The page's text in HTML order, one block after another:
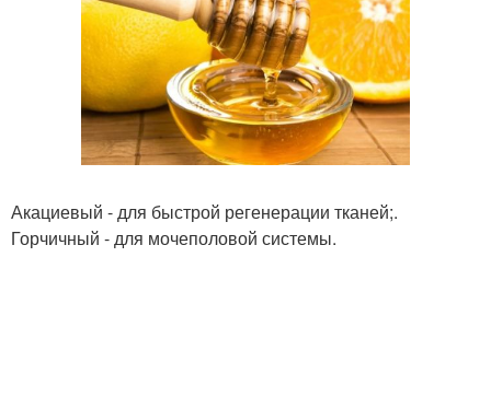
Акациевый - для быстрой регенерации тканей;.
Горчичный - для мочеполовой системы.